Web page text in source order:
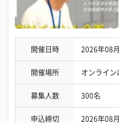
開催日時 2026年08
開催場所 オンライン
募集人数 300名
申込締切 2026年08